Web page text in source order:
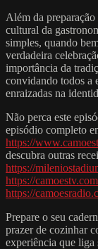
Além da preparação
cultural da
simples, quando
verdadeira
importância da
convidando todos a
enraizadas na
Não perca este
episódio completo
https://
descubra outras
https://
https://
https://
Prepare o seu
prazer de cozinhar
experiência que liga